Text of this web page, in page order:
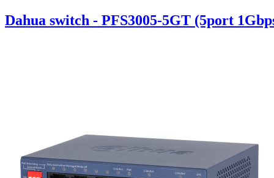
Dahua switch - PFS3005-5GT (5port